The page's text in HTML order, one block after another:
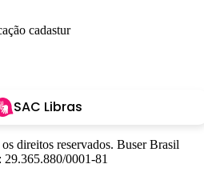
SAC Libras
direitos reservados. Buser Brasil
0001-81